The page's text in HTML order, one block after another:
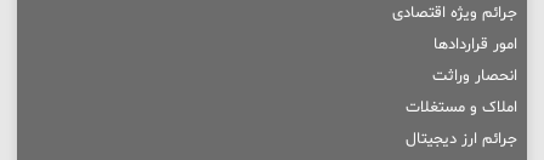
جرائم ویژه اقتصادی
امور قراردادها
انحصار وراثت
املاک و مستغلات
جرائم ارز دیجیتال